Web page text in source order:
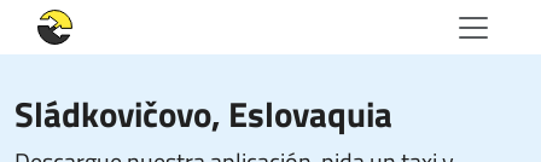
Sládkovičovo, Eslovaquia